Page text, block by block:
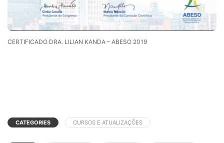
CERTIFICADO DRA. LILIAN KANDA – ABESO 2019
CATEGORIES CURSOS E ATUALIZAÇÕES